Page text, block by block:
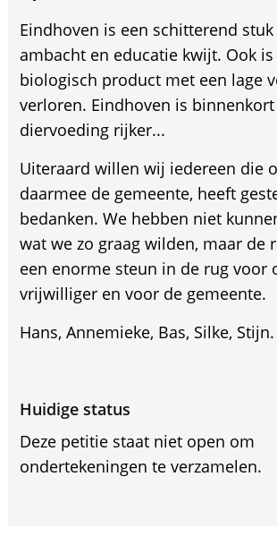
Eindhoven is een schitterend
ambacht en educatie kwijt. Ook is
biologisch product met een lage
verloren. Eindhoven is
diervoeding rijker...
Uiteraard willen wij iedereen die
daarmee de gemeente, heeft
bedanken. We hebben niet
wat we zo graag wilden, maar de
een enorme steun in de rug voor
vrijwilliger en voor de gemeente.
Hans, Annemieke, Bas, Silke, Stijn.
Huidige status
Deze petitie staat niet open om
ondertekeningen te verzamelen.